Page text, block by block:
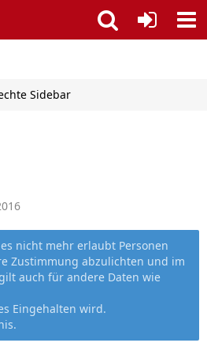
nicht mehr erlaubt Personen
Zustimmung abzulichten und im
auch für andere Daten wie
Eingehalten wird.